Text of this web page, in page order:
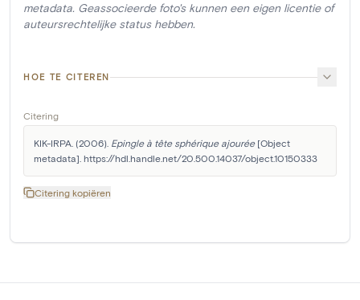
metadata. Geassocieerde foto's kunnen een eigen licentie of
auteursrechtelijke status hebben.
HOE TE CITEREN
Citering
KIK-IRPA. (2006). Epingle à tête sphérique ajourée [Object
metadata]. https://hdl.handle.net/20.500.14037/object.10150333
Citering kopiëren